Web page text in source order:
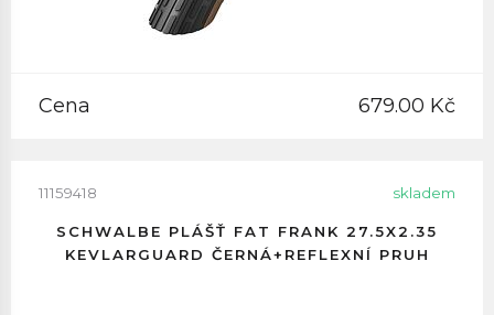
Cena 679.00 Kč
11159418 skladem
SCHWALBE PLÁŠŤ FAT FRANK 27.5X2.35
KEVLARGUARD ČERNÁ+REFLEXNÍ PRUH